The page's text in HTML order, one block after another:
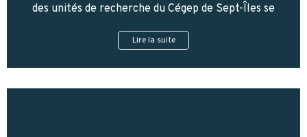
des unités de recherche du Cégep de Sept-Îles se
Lire la suite